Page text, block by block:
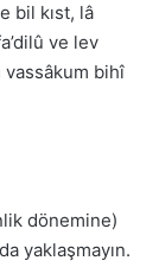
bil kıst, lâ
ve lev
vassâkum bihî
dönemine)
yaklaşmayın.